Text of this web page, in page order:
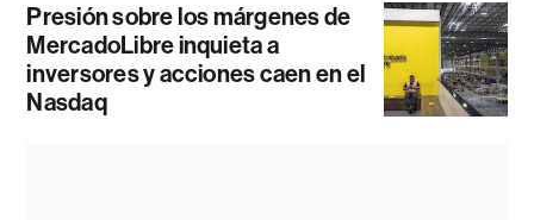
Presión sobre los márgenes de
MercadoLibre inquieta a
inversores y acciones caen en el
Nasdaq